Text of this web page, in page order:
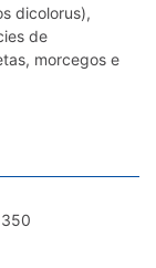
dicolorus),
de
morcegos e